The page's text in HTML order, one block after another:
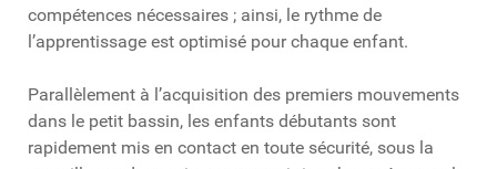
compétences nécessaires ; ainsi, le rythme de
l’apprentissage est optimisé pour chaque enfant.
Parallèlement à l’acquisition des premiers mouvements
dans le petit bassin, les enfants débutants sont
rapidement mis en contact en toute sécurité, sous la